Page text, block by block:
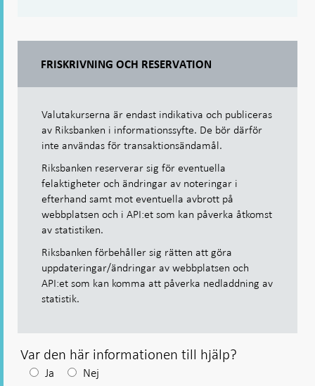
FRISKRIVNING OCH RESERVATION
Valutakurserna är endast indikativa och publiceras
av Riksbanken i informationssyfte. De bör därför
inte användas för transaktionsändamål.
Riksbanken reserverar sig för eventuella
felaktigheter och ändringar av noteringar i
efterhand samt mot eventuella avbrott på
webbplatsen och i API:et som kan påverka åtkomst
av statistiken.
Riksbanken förbehåller sig rätten att göra
uppdateringar/ändringar av webbplatsen och
API:et som kan komma att påverka nedladdning av
statistik.
Var den här informationen till hjälp?
EfterJa Nej